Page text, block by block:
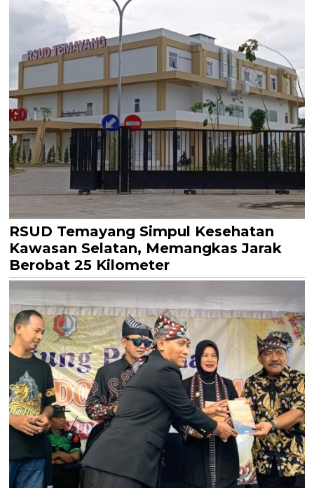
RSUD Temayang Simpul Kesehatan
Kawasan Selatan, Memangkas Jarak
Berobat 25 Kilometer